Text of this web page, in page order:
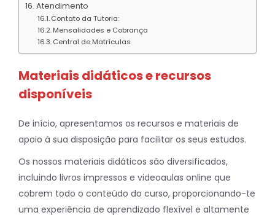
Atendimento
Contato da Tutoria:
Mensalidades e Cobrança
Central de Matrículas
Materiais didáticos e recursos
disponíveis
De início, apresentamos os recursos e materiais de
apoio à sua disposição para facilitar os seus estudos.
Os nossos materiais didáticos são diversificados,
incluindo livros impressos e videoaulas online que
cobrem todo o conteúdo do curso, proporcionando-te
uma experiência de aprendizado flexível e altamente